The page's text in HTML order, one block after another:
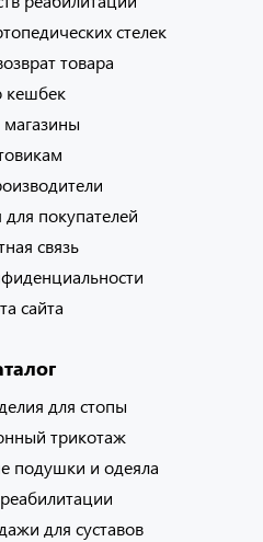
стелек
товара
кешбек
покупателей
связь
сайта
для стопы
трикотаж
подушки и одеяла
для суставов